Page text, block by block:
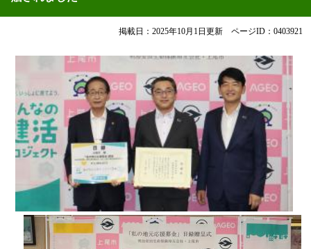
掲載日：2025年10月1日更新 ページID：0403921